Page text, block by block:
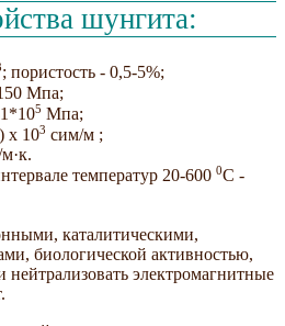
шунгита:
; пористость - 0,5-5%;
Мпа;
5 Мпа;
х 103 сим/м ;
температур 20-600 0С -
каталитическими,
биологической активностью,
нейтрализовать электромагнитные